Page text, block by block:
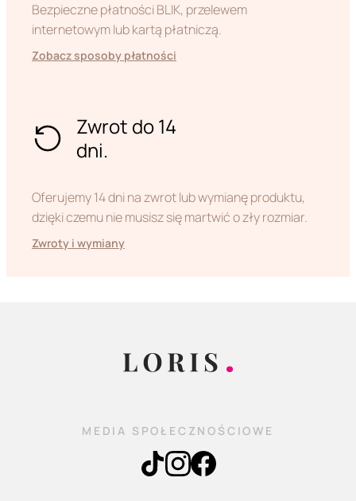
Bezpieczne płatności BLIK, przelewem
internetowym lub kartą płatniczą.
Zobacz sposoby płatności
Zwrot do 14
dni.
Oferujemy 14 dni na zwrot lub wymianę produktu,
dzięki czemu nie musisz się martwić o zły rozmiar.
Zwroty i wymiany
MEDIA SPOŁECZNOŚCIOWE